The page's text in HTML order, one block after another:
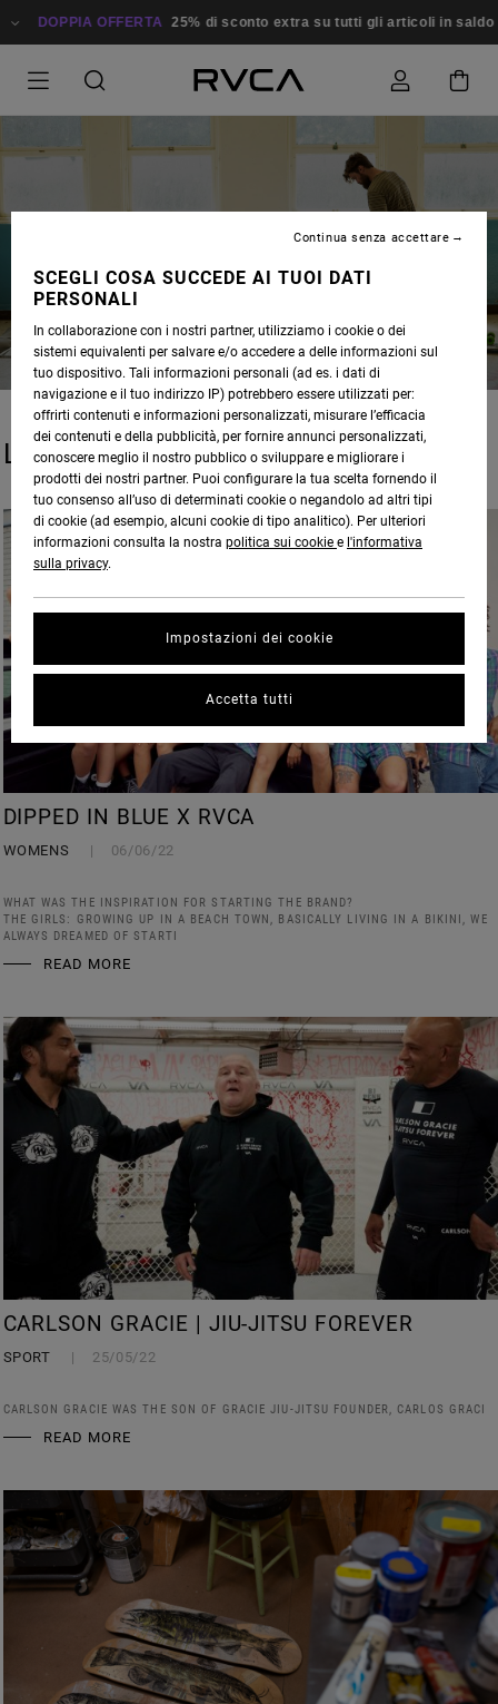
OFFERTA 25% di sconto extra su tutti gli articoli in saldo
LATEST STORIES
DIPPED IN BLUE X RVCA
WOMENS 06/06/22
WHAT WAS THE INSPIRATION FOR STARTING THE BRAND?
THE GIRLS: GROWING UP IN A BEACH TOWN, BASICALLY LIVING IN A BIKINI, WE
ALWAYS DREAMED OF STARTI
READ MORE
CARLSON GRACIE | JIU-JITSU FOREVER
SPORT 25/05/22
CARLSON GRACIE WAS THE SON OF GRACIE JIU-JITSU FOUNDER, CARLOS GRACI
READ MORE
SCEGLI COSA SUCCEDE AI TUOI DATI
PERSONALI
In collaborazione con i nostri partner, utilizziamo i cookie o dei
sistemi equivalenti per salvare e/o accedere a delle informazioni sul
tuo dispositivo. Tali informazioni personali (ad es. i dati di
navigazione e il tuo indirizzo IP) potrebbero essere utilizzati per:
offrirti contenuti e informazioni personalizzati, misurare l’efficacia
dei contenuti e della pubblicità, per fornire annunci personalizzati,
conoscere meglio il nostro pubblico o sviluppare e migliorare i
prodotti dei nostri partner. Puoi configurare la tua scelta fornendo il
tuo consenso all’uso di determinati cookie o negandolo ad altri tipi
di cookie (ad esempio, alcuni cookie di tipo analitico). Per ulteriori
informazioni consulta la nostra politica sui cookie e l'informativa
sulla privacy.
Impostazioni dei cookie
Continua senza accettare
Accetta tutti